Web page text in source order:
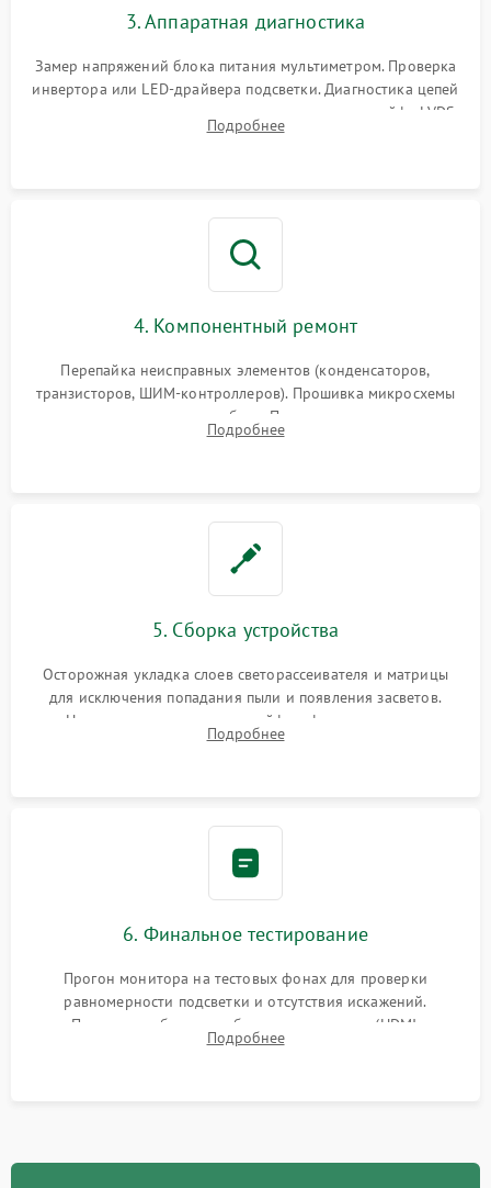
Поломка системы защиты
3. Аппаратная диагностика
Замер напряжений блока питания мультиметром. Проверка
инвертора или LED-драйвера подсветки. Диагностика цепей
питания скалера и тестирование сигналов на шлейфе LVDS
Подробнее
4. Компонентный ремонт
Перепайка неисправных элементов (конденсаторов,
транзисторов, ШИМ-контроллеров). Прошивка микросхемы
памяти при программных сбоях. При поломке подсветки —
разборка матрицы и замена выгоревших светодиодов.
Подробнее
5. Сборка устройства
Осторожная укладка слоев светорассеивателя и матрицы
для исключения попадания пыли и появления засветов.
Надежное подключение шлейфов, фиксация плат и
аккуратное защелкивание пластикового корпуса монитора.
Подробнее
6. Финальное тестирование
Прогон монитора на тестовых фонах для проверки
равномерности подсветки и отсутствия искажений.
Проверка работоспособности всех портов (HDMI,
DisplayPort, VGA) и кнопок управления под нагрузкой в
Подробнее